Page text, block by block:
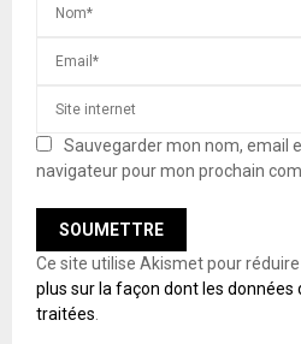
Sauvegarder mon nom, email
navigateur pour mon prochain
Ce site utilise Akismet pour réduire
plus sur la façon dont les
traitées